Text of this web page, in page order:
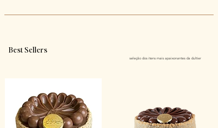
Best Sellers
seleção dos itens mais apaixonantes da dultier